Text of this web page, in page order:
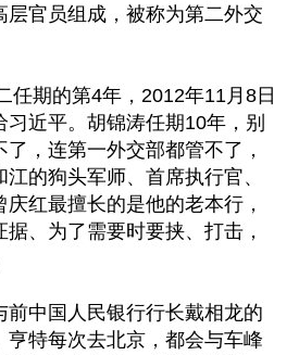
层官员组成，被称为第二外交
任期的第4年，2012年11月8日
近平。胡锦涛任期10年，别
，连第一外交部都管不了，
的狗头军师、首席执行官、
红最擅长的是他的老本行，
、为了需要时要挟、打击，
前中国人民银行行长戴相龙的
亨特每次去北京，都会与车峰